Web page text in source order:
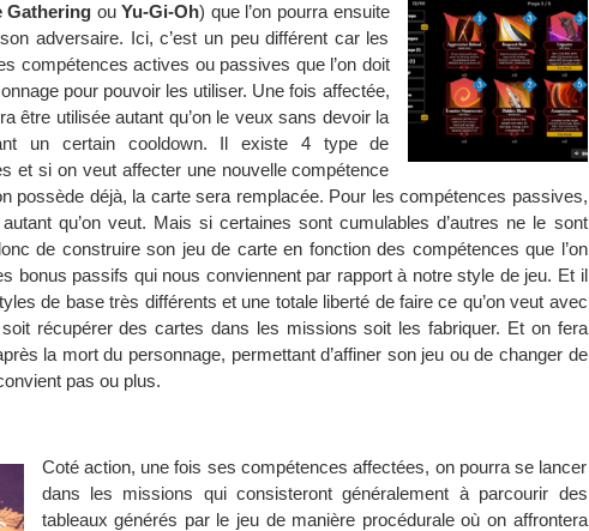
Gathering ouYu-Gi-Oh) que l’on pourra ensuite
adversaire. Ici, c’est un peu différent car les
compétences actives ou passives que l’on doit
pour pouvoir les utiliser. Une fois affectée,
être utilisée autant qu’on le veux sans devoir la
un certain cooldown. Il existe 4 type de
et si on veut affecter une nouvelle compétence
possède déjà, la carte sera remplacée. Pour les compétences passives,
qu’on veut. Mais si certaines sont cumulables d’autres ne le sont
de construire son jeu de carte en fonction des compétences que l’on
bonus passifs qui nous conviennent par rapport à notre style de jeu. Et il
de base très différents et une totale liberté de faire ce qu’on veut avec
récupérer des cartes dans les missions soit les fabriquer. Et on fera
la mort du personnage, permettant d’affiner son jeu ou de changer de
pas ou plus.
Coté action, une fois ses compétences affectées, on pourra se lancer
dans les missions qui consisteront généralement à parcourir des
tableaux générés par le jeu de manière procédurale où on affrontera